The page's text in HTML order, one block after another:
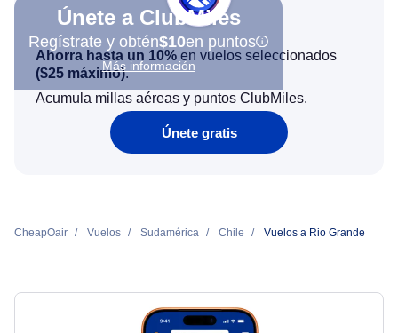
Únete a ClubMiles
Regístrate y obtén$10en puntos
Más información
Ahorra hasta un 10% en vuelos seleccionados
($25 máximo).
Acumula millas aéreas y puntos ClubMiles.
Únete gratis
CheapOair Vuelos Sudamérica Chile Vuelos a Rio Grande